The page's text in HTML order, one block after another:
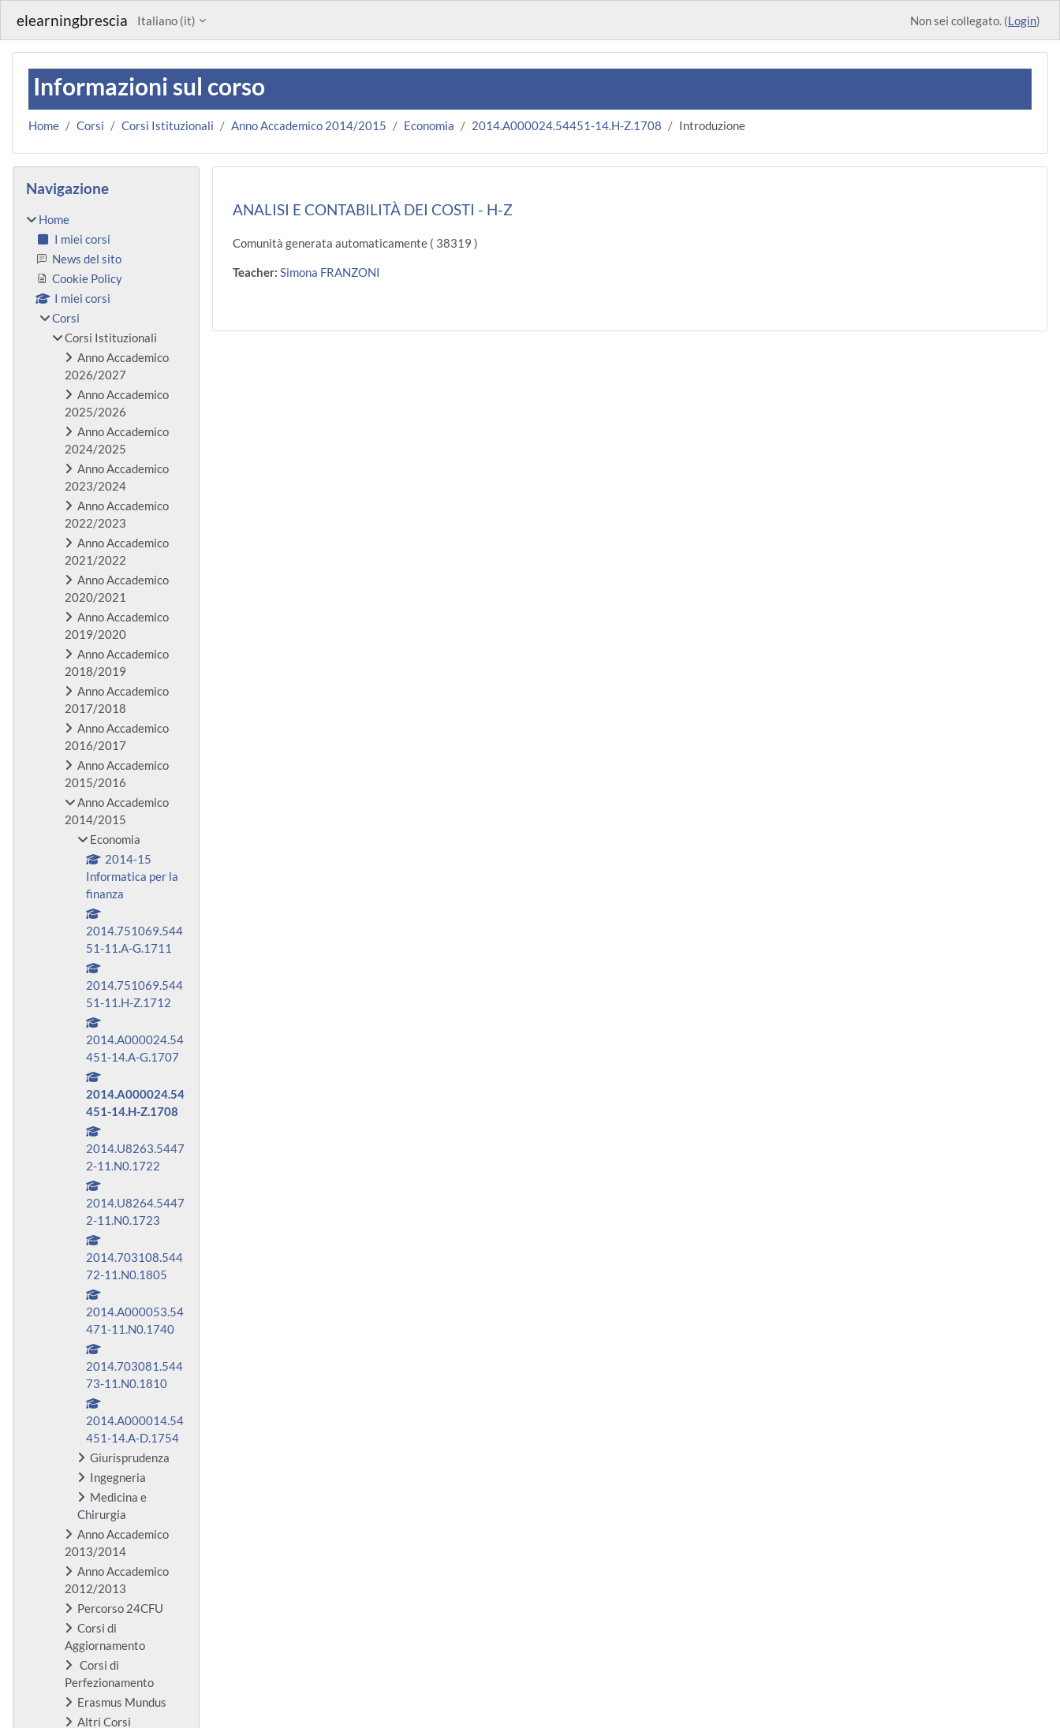
elearningbrescia Italiano ‎(it)‎ Non sei collegato. (Login)
Informazioni sul corso
Home Corsi Corsi Istituzionali Anno Accademico 2014/2015 Economia 2014.A000024.54451-14.H-Z.1708 Introduzione
ANALISI E CONTABILITÀ DEI COSTI - H-Z
Comunità generata automaticamente ( 38319 )
Teacher: Simona FRANZONI
Blocchi
Navigazione
Home
I miei corsi
News del sito
Cookie Policy
I miei corsi
Corsi
Corsi Istituzionali
Anno Accademico
2026/2027
Anno Accademico
2025/2026
Anno Accademico
2024/2025
Anno Accademico
2023/2024
Anno Accademico
2022/2023
Anno Accademico
2021/2022
Anno Accademico
2020/2021
Anno Accademico
2019/2020
Anno Accademico
2018/2019
Anno Accademico
2017/2018
Anno Accademico
2016/2017
Anno Accademico
2015/2016
Anno Accademico
2014/2015
Economia
2014-15
Informatica per la
finanza
2014.751069.544
51-11.A-G.1711
2014.751069.544
51-11.H-Z.1712
2014.A000024.54
451-14.A-G.1707
2014.A000024.54
451-14.H-Z.1708
2014.U8263.5447
2-11.N0.1722
2014.U8264.5447
2-11.N0.1723
2014.703108.544
72-11.N0.1805
2014.A000053.54
471-11.N0.1740
2014.703081.544
73-11.N0.1810
2014.A000014.54
451-14.A-D.1754
Giurisprudenza
Ingegneria
Medicina e
Chirurgia
Anno Accademico
2013/2014
Anno Accademico
2012/2013
Percorso 24CFU
Corsi di
Aggiornamento
Corsi di
Perfezionamento
Erasmus Mundus
Altri Corsi